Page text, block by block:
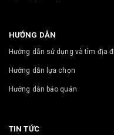
HƯỚNG DẪN
Hướng dẫn sử dụng và tìm địa
Hướng dẫn lựa chọn
Hướng dẫn bảo quản
TIN TỨC